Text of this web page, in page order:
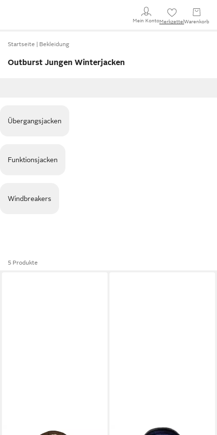
Mein KontoMerkzettel Warenkorb
Startseite Bekleidung
Outburst Jungen Winterjacken
Übergangsjacken
Funktionsjacken
Windbreakers
5 Produkte